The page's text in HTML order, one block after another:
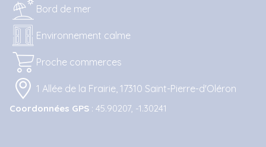
Bord de mer
Environnement calme
Proche commerces
1 Allée de la Frairie, 17310 Saint-Pierre-d'Oléron
Coordonnées GPS : 45.90207, -1.30241